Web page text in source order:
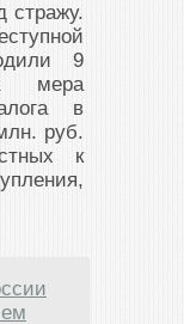
стражу.
9
мера
в
руб.
к